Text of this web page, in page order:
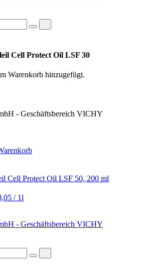
Cell Protect Oil LSF 30
Warenkorb hinzugefügt.
- Geschäftsbereich VICHY
Cell Protect Oil LSF 50, 200 ml
/ 1l
- Geschäftsbereich VICHY